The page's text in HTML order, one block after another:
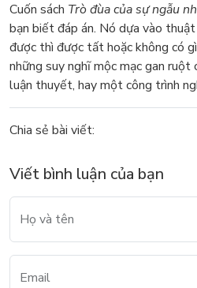
Cuốn sách Trò đùa của sự ngẫu
bạn biết đáp án. Nó dựa vào
được thì được tất hoặc không có
những suy nghĩ mộc mạc gan
luận thuyết, hay một công trình
Chia sẻ bài viết:
Viết bình luận của bạn
Họ và tên
Email